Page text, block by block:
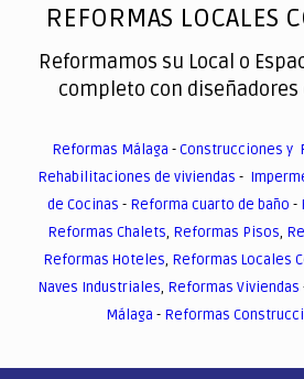
REFORMAS LOCALES
Reformamos su Local o
completo con
Reformas Málaga -Construcciones y
Rehabilitaciones de viviendas -
de Cocinas - Reforma cuarto de baño -
Reformas Chalets, Reformas Pisos,
Reformas Hoteles, Reformas Locales
Naves Industriales, Reformas Viviendas
Málaga - Reformas